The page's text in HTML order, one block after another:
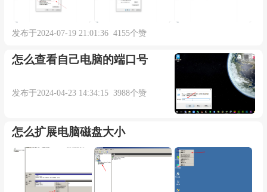
发布于2024-07-19 21:01:36 4155个赞
怎么查看自己电脑的端口号
发布于2024-04-23 14:34:15 3988个赞
怎么扩展电脑磁盘大小